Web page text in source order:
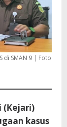
di SMAN 9 | Foto
(Kejari)
kasus